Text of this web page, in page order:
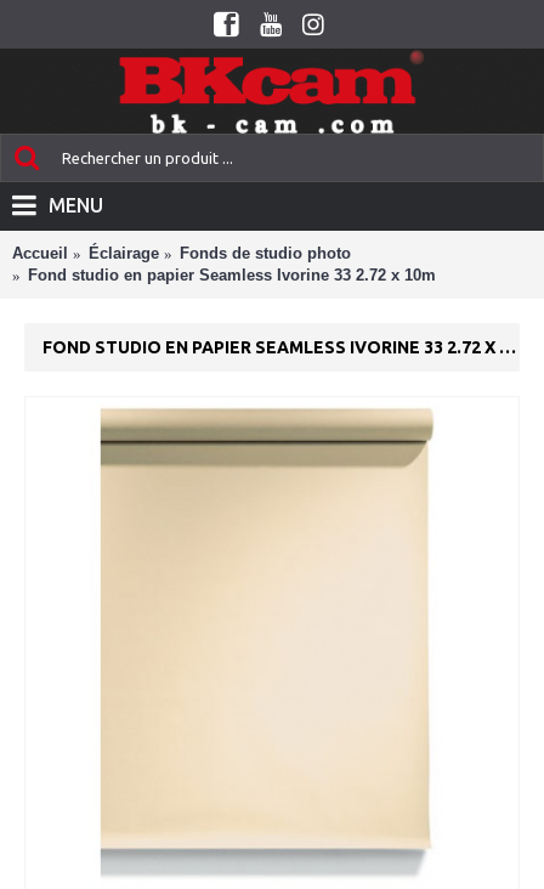
MENU
Accueil Éclairage
Fonds de studio photo
Fond studio en papier Seamless Ivorine 33 2.72 x 10m
FOND STUDIO EN PAPIER SEAMLESS IVORINE 33 2.72 X 10M